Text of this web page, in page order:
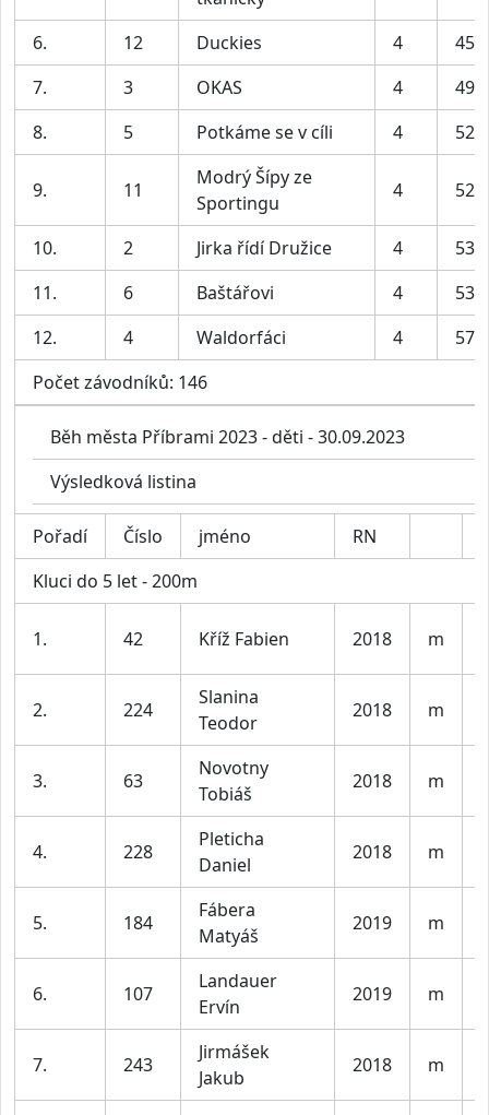
6.
12 Duckies 4
7.
3 OKAS 4
8.
5 Potkáme se v cíli 4
9. 11
Modrý Šípy ze
Sportingu
4
10. 2 Jirka řídí Družice 4
11.
6 Baštářovi 4
12.
4 Waldorfáci 4
Počet závodníků: 146
Běh města Příbrami 2023 - děti - 30.09.2023
Výsledková listina
Pořadí Číslo jméno RN
Kluci do 5 let - 200m
1. 42 Kříž Fabien 2018 m
2. 224
Slanina
Teodor
2018 m
3. 63
Novotny
Tobiáš
2018 m
4. 228
Pleticha
Daniel
2018 m
5. 184
Fábera
Matyáš
2019 m
6. 107
Landauer
Ervín
2019 m
7. 243
Jirmášek
Jakub
2018 m